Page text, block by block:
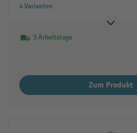
4 Varianten
3 Arbeitstage
Zum Produkt